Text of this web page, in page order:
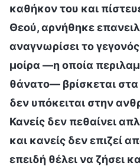
καθήκον του και
Θεού, αρνήθηκε
αναγνωρίσει το
μοίρα —η οποία
θάνατο— βρίσκεται στα
δεν υπόκειται στην
Κανείς δεν πεθαίνει
και κανείς δεν επιζεί
επειδή θέλει να ζήσει